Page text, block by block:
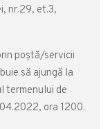
nr.29, et.3,
poștă/servicii
să ajungă la
termenului de
ora 1200.